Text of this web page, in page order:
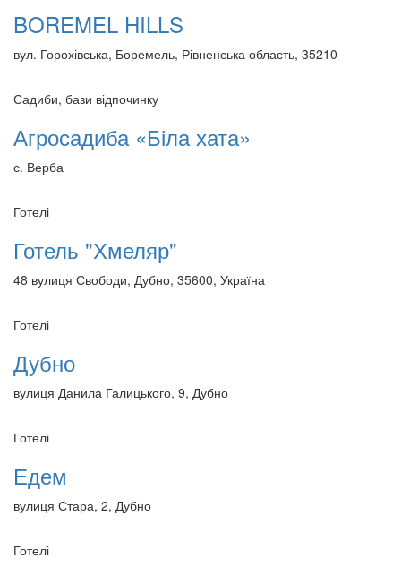
BOREMEL HILLS
вул. Горохівська, Боремель, Рівненська область, 35210
Садиби, бази відпочинку
Агросадиба «Біла хата»
с. Верба
Готелі
Готель "Хмеляр"
48 вулиця Свободи, Дубно, 35600, Україна
Готелі
Дубно
вулиця Данила Галицького, 9, Дубно
Готелі
Едем
вулиця Стара, 2, Дубно
Готелі